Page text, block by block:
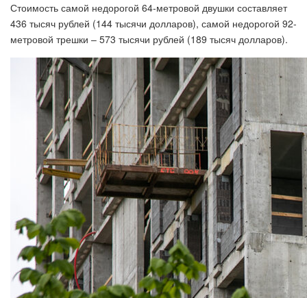
Стоимость самой недорогой 64-метровой двушки составляет
436 тысяч рублей (144 тысячи долларов), самой недорогой 92-
метровой трешки – 573 тысячи рублей (189 тысяч долларов).